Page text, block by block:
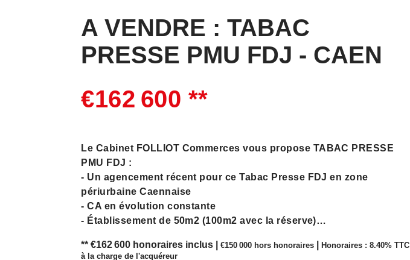
A VENDRE : TABAC
PRESSE PMU FDJ - CAEN
€162 600 **
Le Cabinet FOLLIOT Commerces vous propose TABAC PRESSE
PMU FDJ :
- Un agencement récent pour ce Tabac Presse FDJ en zone
périurbaine Caennaise
- CA en évolution constante
- Établissement de 50m2 (100m2 avec la réserve)
- Situé dans un centre commercial
** €162 600 honoraires inclus |€150 000 hors honoraires |Honoraires : 8.40% TTC
à la charge de l'acquéreur